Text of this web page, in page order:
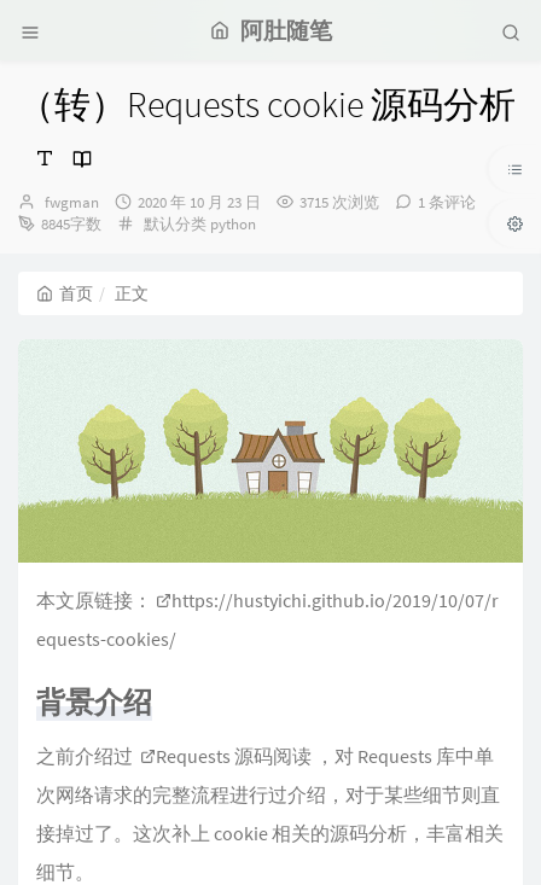
阿肚随笔
（转）Requests cookie 源码分析
博
主：
fwgman
发
布
2020 年 10 月 23 日 3715 次浏览
1 条评论
8845字数
分
默认分类 python
首页 正文
本文原链接：
https://hustyichi.github.io/2019/10/07/r
equests-cookies/
背景介绍
之前介绍过 Requests 源码阅读 ，对 Requests 库中单
次网络请求的完整流程进行过介绍，对于某些细节则直
接掉过了。这次补上 cookie 相关的源码分析，丰富相关
细节。